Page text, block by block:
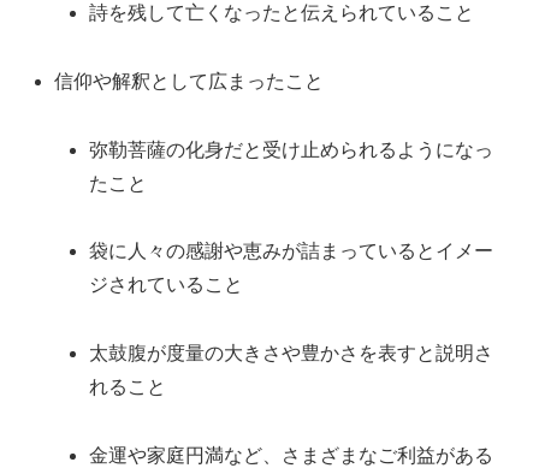
詩を残して亡くなったと伝えられていること
信仰や解釈として広まったこと
弥勒菩薩の化身だと受け止められるようになっ
たこと
袋に人々の感謝や恵みが詰まっているとイメー
ジされていること
太鼓腹が度量の大きさや豊かさを表すと説明さ
れること
金運や家庭円満など、さまざまなご利益がある